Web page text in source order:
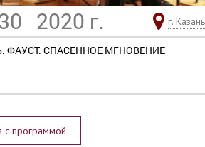
2020 г. г. Казань
ФАУСТ. СПАСЕННОЕ МГНОВЕНИЕ
с программой